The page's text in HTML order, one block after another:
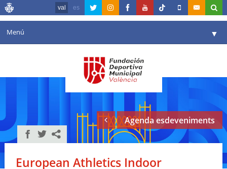
val es
Menú ▼
Agenda
Comunicació ▼
València en esport
Agenda esdeveniments
European Athletics Indoor